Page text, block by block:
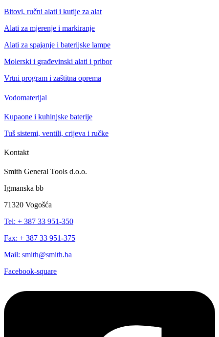
Bitovi, ručni alati i kutije za alat
Alati za mjerenje i markiranje
Alati za spajanje i baterijske lampe
Molerski i građevinski alati i pribor
Vrtni program i zaštitna oprema
Vodomaterijal
Kupaone i kuhinjske baterije
Tuš sistemi, ventili, crijeva i ručke
Kontakt
Smith General Tools d.o.o.
Igmanska bb
71320 Vogošća
Tel: + 387 33 951-350
Fax: + 387 33 951-375
Mail: smith@smith.ba
Facebook-square